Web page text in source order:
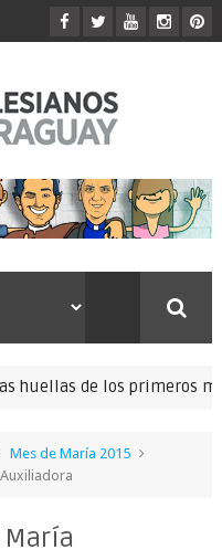
de los primeros
Mes de María 2015